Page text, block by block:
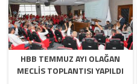
HBB TEMMUZ AYI OLAĞAN
MECLİS TOPLANTISI YAPILDI